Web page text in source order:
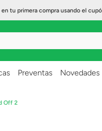
tu primera compra usando el
Preventas Novedades
Off 2